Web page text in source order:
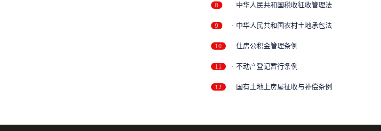
8 · 中华人民共和国税收征收管理法
9 · 中华人民共和国农村土地承包法
10 · 住房公积金管理条例
11 · 不动产登记暂行条例
12 · 国有土地上房屋征收与补偿条例